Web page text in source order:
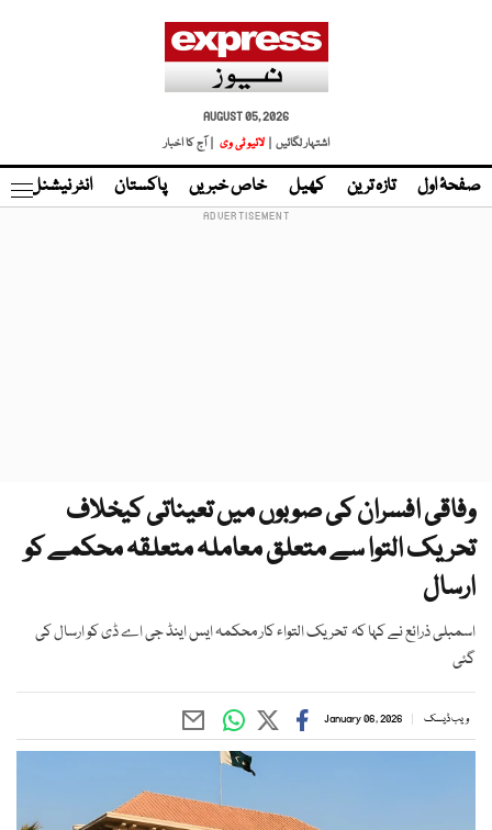
AUGUST 05, 2026
اشتہار لگائیں |
لائیو ٹی وی | آج کا اخبار
صفحۂ اول تازہ ترین کھیل خاص خبریں پاکستان انٹر نیشنل
وفاقی افسران کی صوبوں میں تعیناتی کیخلاف
تحریک التوا سے متعلق معاملہ متعلقہ محکمے کو
ارسال
اسمبلی ذرائع نے کہا کہ تحریک التواء کار محکمہ ایس اینڈ جی اے ڈی کو ارسال کی
گئی
ویب ڈیسک January 06, 2026